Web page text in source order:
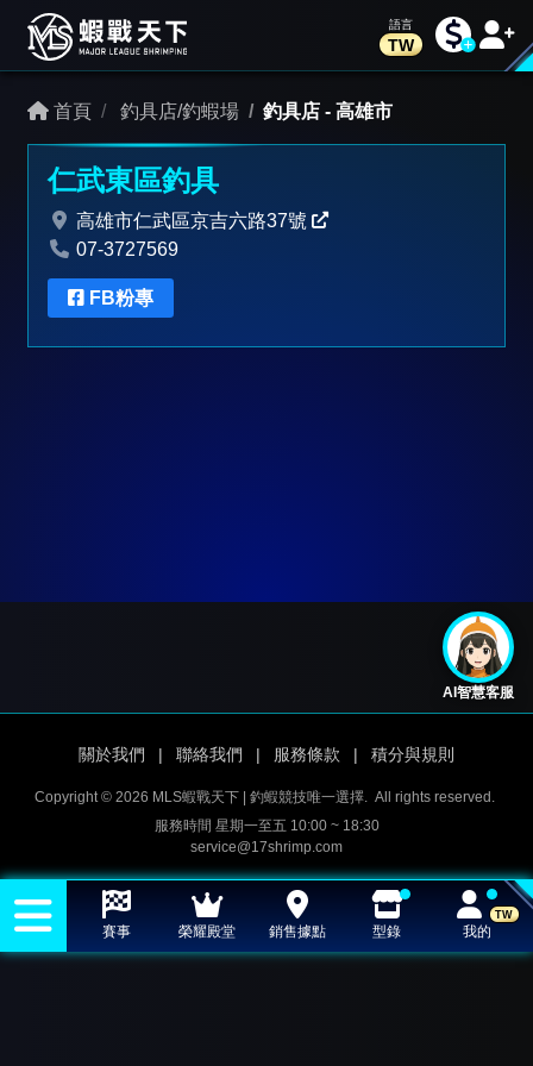
TW
首頁 釣具店/釣蝦場 釣具店 - 高雄市
仁武東區釣具
高雄市仁武區京吉六路37號
07-3727569
FB粉專
AI智慧客服
關於我們 | 聯絡我們 | 服務條款 | 積分與規則
Copyright © 2026 MLS蝦戰天下 | 釣蝦競技唯一選擇. All rights reserved.
服務時間 星期一至五 10:00 ~ 18:30
service@17shrimp.com
賽事 榮耀殿堂 銷售據點 型錄
TW
我的